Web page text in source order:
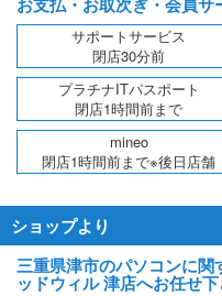
サポートサービス
閉店30分前
プラチナITパスポート
閉店1時間前まで
mineo
閉店1時間前まで※後日店舗
ショップより
三重県津市のパソコンに
ッドウィル 津店へお任せ下